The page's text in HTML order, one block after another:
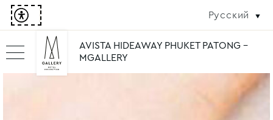
Русский
AVISTA HIDEAWAY PHUKET PATONG -
MGALLERY